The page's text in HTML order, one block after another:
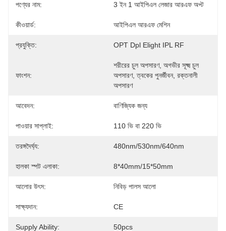
পণ্যের নাম: 3 ইন 1 আইপিএল লেজার আরএফ অপ্ট
কীওয়ার্ড: আইপিএল আরএফ মেশিন
প্রযুক্তি: OPT Dpl Elight IPL RF
ফাংশন:
শরীরের চুল অপসারণ, অগভীর সূক্ষ্ম চুল
অপসারণ, ত্বকের পুনর্জীবন, রক্তনালী
অপসারণ
আবেদন: বাণিজ্যিক জন্য
পাওয়ার সাপ্লাই: 110 ভি বা 220 ভি
তরঙ্গদৈর্ঘ্য: 480nm/530nm/640nm
হালকা স্পট এলাকা: 8*40mm/15*50mm
আলোর উৎস: নিবিড় পালস আলো
সাক্ষ্যদান: CE
Supply Ability: 50pcs